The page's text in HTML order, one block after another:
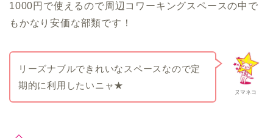
1000円で使えるので周辺コワーキングスペースの中で
もかなり安価な部類です！
ヌマネコ
リーズナブルできれいなスペースなので定
期的に利用したいニャ★